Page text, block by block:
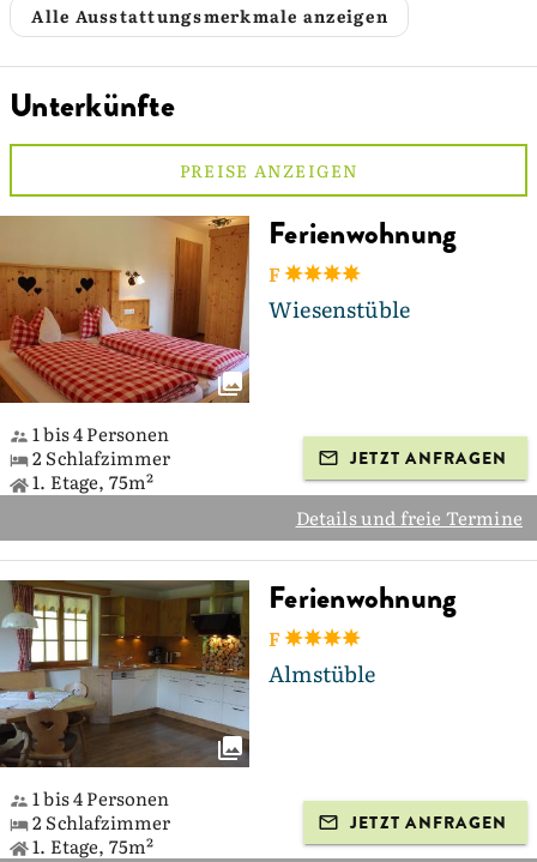
Alle Ausstattungsmerkmale anzeigen
Unterkünfte
PREISE ANZEIGEN
Ferienwohnung
F
Wiesenstüble
1 bis 4 Personen
2 Schlafzimmer
1. Etage, 75m²
JETZT ANFRAGEN
Details und freie Termine
Ferienwohnung
F
Almstüble
1 bis 4 Personen
2 Schlafzimmer
1. Etage, 75m²
JETZT ANFRAGEN